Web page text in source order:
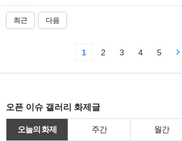
최근 다음
1 2 3 4 5
오픈 이슈 갤러리 화제글
오늘의 화제 주간 월간